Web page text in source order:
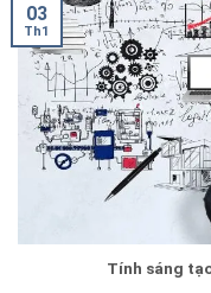
Tính sáng
03
Th1